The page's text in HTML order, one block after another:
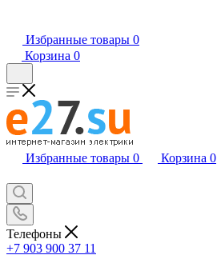
Избранные товары 0
Корзина 0
Избранные товары 0 Корзина 0
Телефоны
+7 903 900 37 11